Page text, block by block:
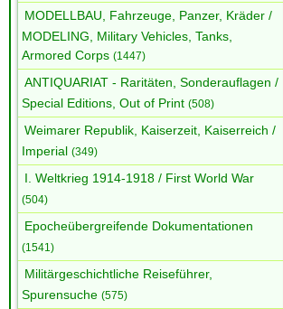
MODELLBAU, Fahrzeuge, Panzer, Kräder /
MODELING, Military Vehicles, Tanks,
Armored Corps (1447)
ANTIQUARIAT - Raritäten, Sonderauflagen /
Special Editions, Out of Print (508)
Weimarer Republik, Kaiserzeit, Kaiserreich /
Imperial (349)
I. Weltkrieg 1914-1918 / First World War
(504)
Epocheübergreifende Dokumentationen
(1541)
Militärgeschichtliche Reiseführer,
Spurensuche (575)